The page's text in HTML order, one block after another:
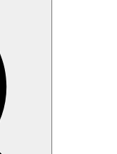
Search